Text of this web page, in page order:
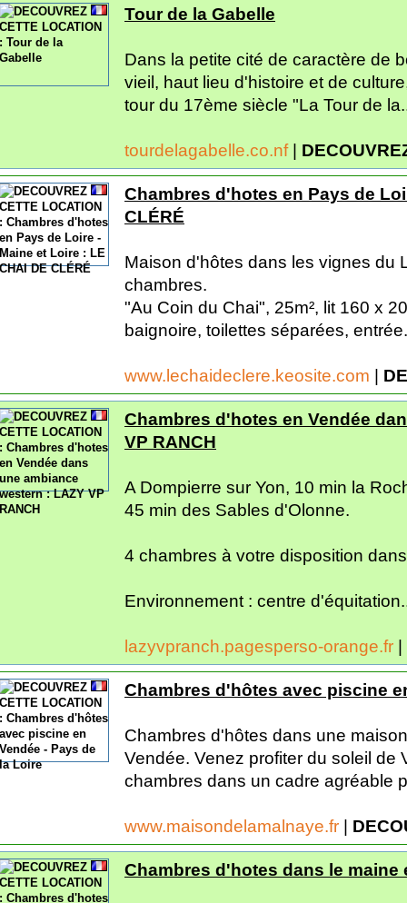
Tour de la Gabelle
Dans la petite cité de caractère de
vieil, haut lieu d'histoire et de
tour du 17ème siècle "La Tour de
tourdelagabelle.co.nf |
Chambres d'hotes en Pays de
CLÉRÉ
Maison d'hôtes dans les vignes du
chambres.
"Au Coin du Chai", 25m², lit 160 x
baignoire, toilettes séparées,
www.lechaideclere.keosite.com |
Chambres d'hotes en Vendée
VP RANCH
A Dompierre sur Yon, 10 min la
45 min des Sables d'Olonne.
4 chambres à votre disposition
Environnement : centre
lazyvpranch.pagesperso-orange.fr |
Chambres d'hôtes avec piscine
Chambres d'hôtes dans une
Vendée. Venez profiter du soleil
chambres dans un cadre agréable
www.maisondelamalnaye.fr |
Chambres d'hotes dans le maine